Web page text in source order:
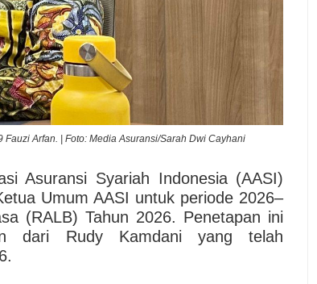
Arfan. | Foto: Media Asuransi/Sarah Dwi Cayhani
Asuransi Syariah Indonesia (AASI)
Umum AASI untuk periode 2026–
(RALB) Tahun 2026. Penetapan ini
dari Rudy Kamdani yang telah